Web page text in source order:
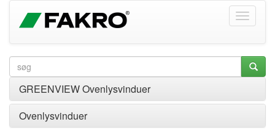
GREENVIEW Ovenlysvinduer
Ovenlysvinduer